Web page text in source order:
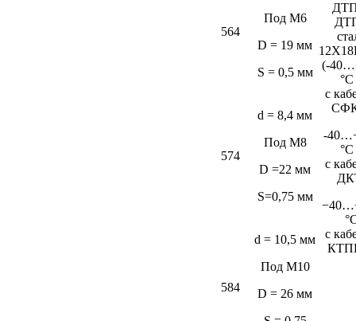
(-
°C
c
-
°C
c
c
564
Под М6
D = 19 мм
S = 0,5 мм
574
d = 8,4 мм
Под М8
D =22 мм
S=0,75 мм
584
d = 10,5 мм
Под М10
D = 26 мм